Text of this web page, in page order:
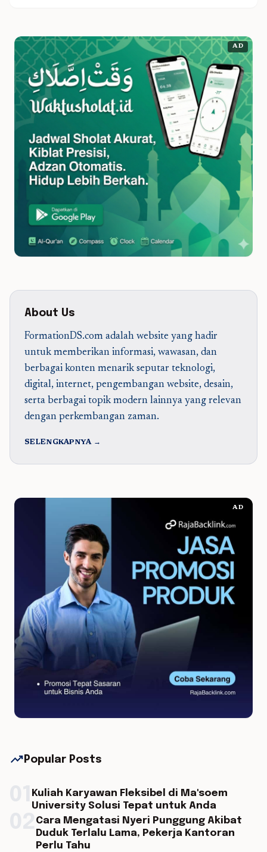
AD
About Us
FormationDS.com adalah website yang hadir
untuk memberikan informasi, wawasan, dan
berbagai konten menarik seputar teknologi,
digital, internet, pengembangan website, desain,
serta berbagai topik modern lainnya yang relevan
dengan perkembangan zaman.
SELENGKAPNYA →
AD
trending_up Popular Posts
Kuliah Karyawan Fleksibel di Ma'soem
University Solusi Tepat untuk Anda
Cara Mengatasi Nyeri Punggung Akibat
Duduk Terlalu Lama, Pekerja Kantoran
Perlu Tahu